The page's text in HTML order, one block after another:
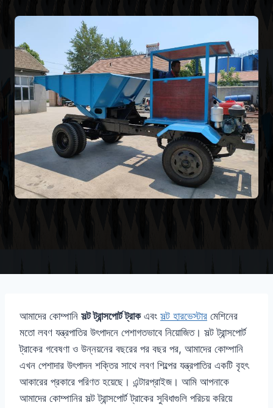
আমাদের কোম্পানি সল্ট ট্রান্সপোর্ট ট্রাকএবং সল্ট হারভেস্টার মেশিনের
মতো লবণ যন্ত্রপাতির উৎপাদনে পেশাগতভাবে নিয়োজিত। সল্ট ট্রান্সপোর্ট
ট্রাকের গবেষণা ও উন্নয়নের বছরের পর বছর পর, আমাদের কোম্পানি
এখন পেশাদার উৎপাদন শক্তির সাথে লবণ শিল্পের যন্ত্রপাতির একটি বৃহৎ
আকারের প্রকারে পরিণত হয়েছে। এন্টারপ্রাইজ। আমি আপনাকে
আমাদের কোম্পানির সল্ট ট্রান্সপোর্ট ট্রাকের সুবিধাগুলি পরিচয় করিয়ে